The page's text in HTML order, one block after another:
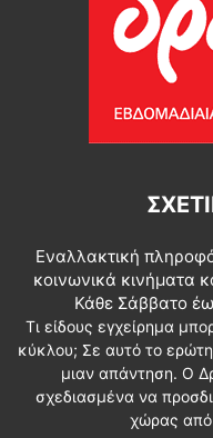
Εναλλακτική
κοινωνικά κινήματα
Κάθε Σάββατο
Τι είδους εγχείρημα
κύκλου; Σε αυτό το
μιαν απάντηση. Ο
σχεδιασμένα να
χώρας από